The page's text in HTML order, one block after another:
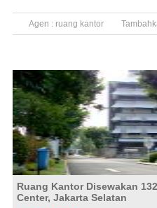
Agen : ruang kantor
Ruang Kantor Disewakan
Center, Jakarta Selatan